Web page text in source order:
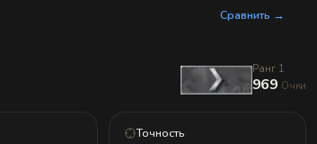
Сравнить →
Ранг 1
969 Очки
Точность